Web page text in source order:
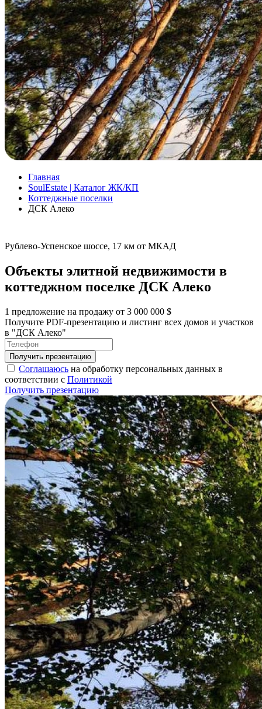
Главная
SoulEstate | Каталог ЖК/КП
Коттеджные поселки
ДСК Алеко
Рублево-Успенское шоссе, 17 км от МКАД
Объекты элитной недвижимости в
коттеджном поселке ДСК Алеко
1 предложение на продажу от 3 000 000 $
Получите PDF-презентацию и листинг всех домов и участков
в "ДСК Алеко"
Соглашаюсь на обработку персональных данных в
соответствии с Политикой
Получить презентацию